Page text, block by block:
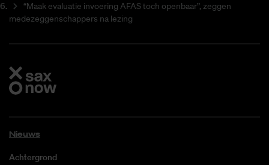
“Maak evaluatie invoering AFAS toch openbaar”, zeggen
medezeggenschappers na lezing
Nieuws
Achtergrond